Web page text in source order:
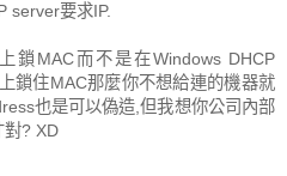
server要求IP.
鎖MAC而不是在Windows DHCP
鎖住MAC那麼你不想給連的機器就
也是可以偽造,但我想你公司內部
對? XD